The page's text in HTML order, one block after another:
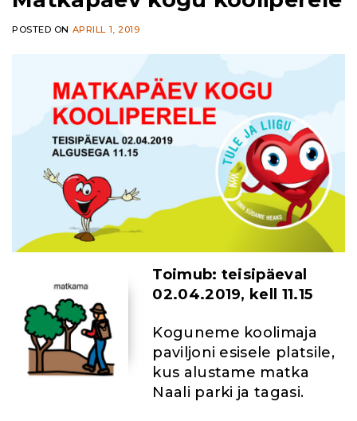
POSTED ON APRILL 1, 2019
Toimub: teisipäeval
02.04.2019, kell 11.15
Koguneme koolimaja
paviljoni esisele platsile,
kus alustame matka
Naali parki ja tagasi.